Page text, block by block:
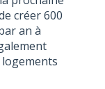
créer 600
an à